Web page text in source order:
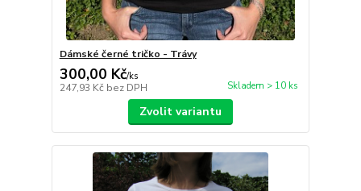
Dámské černé tričko - Trávy
300,00 Kč/ks
247,93 Kč bez DPH Skladem > 10 ks
Zvolit variantu